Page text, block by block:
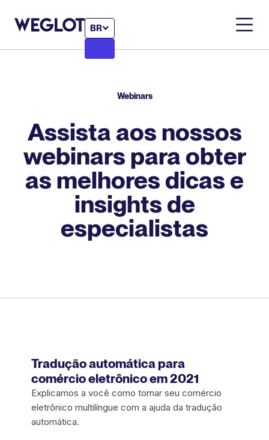
BR
Webinars
Assista aos nossos
webinars para obter
as melhores dicas e
insights de
especialistas
Tradução automática para
comércio eletrônico em 2021
Explicamos a você como tornar seu comércio
eletrônico multilíngue com a ajuda da tradução
automática.